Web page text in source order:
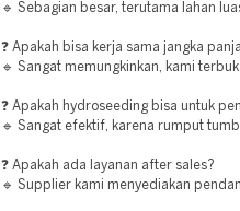
🔹 Sebagian besar, terutama lahan
❓ Apakah bisa kerja sama jangka
🔹 Sangat memungkinkan, kami
❓ Apakah hydroseeding bisa untuk
🔹 Sangat efektif, karena rumput
❓ Apakah ada layanan after sales?
🔹 Supplier kami menyediakan